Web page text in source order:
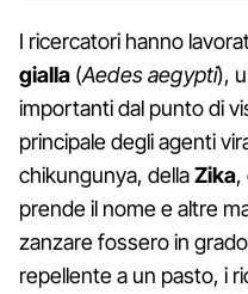
I ricercatori hanno
gialla (Aedes aegypti),
importanti dal punto di
principale degli agenti
chikungunya, dellaZika,
prende il nome e altre
zanzare fossero in
repellente a un pasto, i